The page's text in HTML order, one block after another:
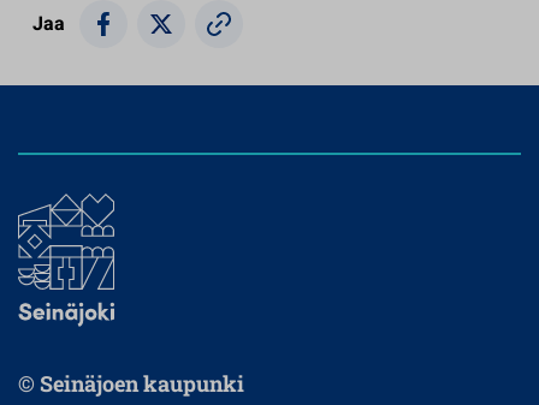
Jaa
© Seinäjoen kaupunki